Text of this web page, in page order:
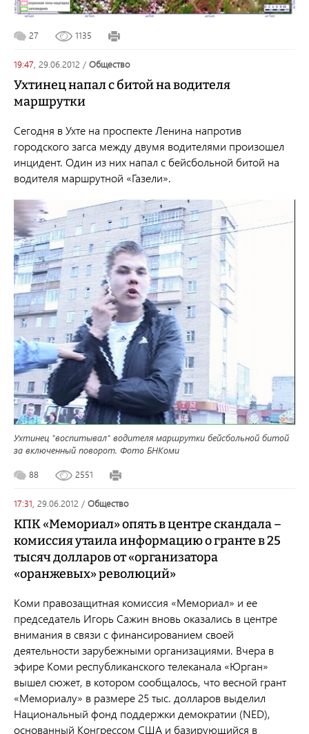
27 1135
19:47, 29.06.2012 / общество
Ухтинец напал с битой на водителя
маршрутки
Сегодня в Ухте на проспекте Ленина напротив
городского загса между двумя водителями произошел
инцидент. Один из них напал с бейсбольной битой на
водителя маршрутной «Газели».
Ухтинец "воспитывал" водителя маршрутки бейсбольной битой
за включенный поворот. Фото БНКоми
88 2551
17:31, 29.06.2012 / общество
КПК «Мемориал» опять в центре скандала –
комиссия утаила информацию о гранте в 25
тысяч долларов от «организатора
«оранжевых» революций»
Коми правозащитная комиссия «Мемориал» и ее
председатель Игорь Сажин вновь оказались в центре
внимания в связи с финансированием своей
деятельности зарубежными организациями. Вчера в
эфире Коми республиканского телеканала «Юрган»
вышел сюжет, в котором сообщалось, что весной грант
«Мемориалу» в размере 25 тыс. долларов выделил
Национальный фонд поддержки демократии (NED),
основанный Конгрессом США и базирующийся в